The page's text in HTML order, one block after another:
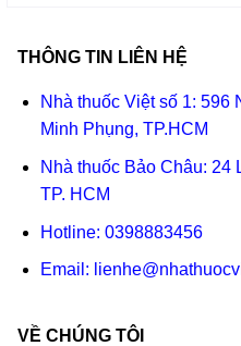
THÔNG TIN LIÊN HỆ
Nhà thuốc Việt số 1:
Minh Phụng, TP.HCM
Nhà thuốc Bảo Châu: 24
TP. HCM
Hotline: 0398883456
Email:
VỀ CHÚNG TÔI